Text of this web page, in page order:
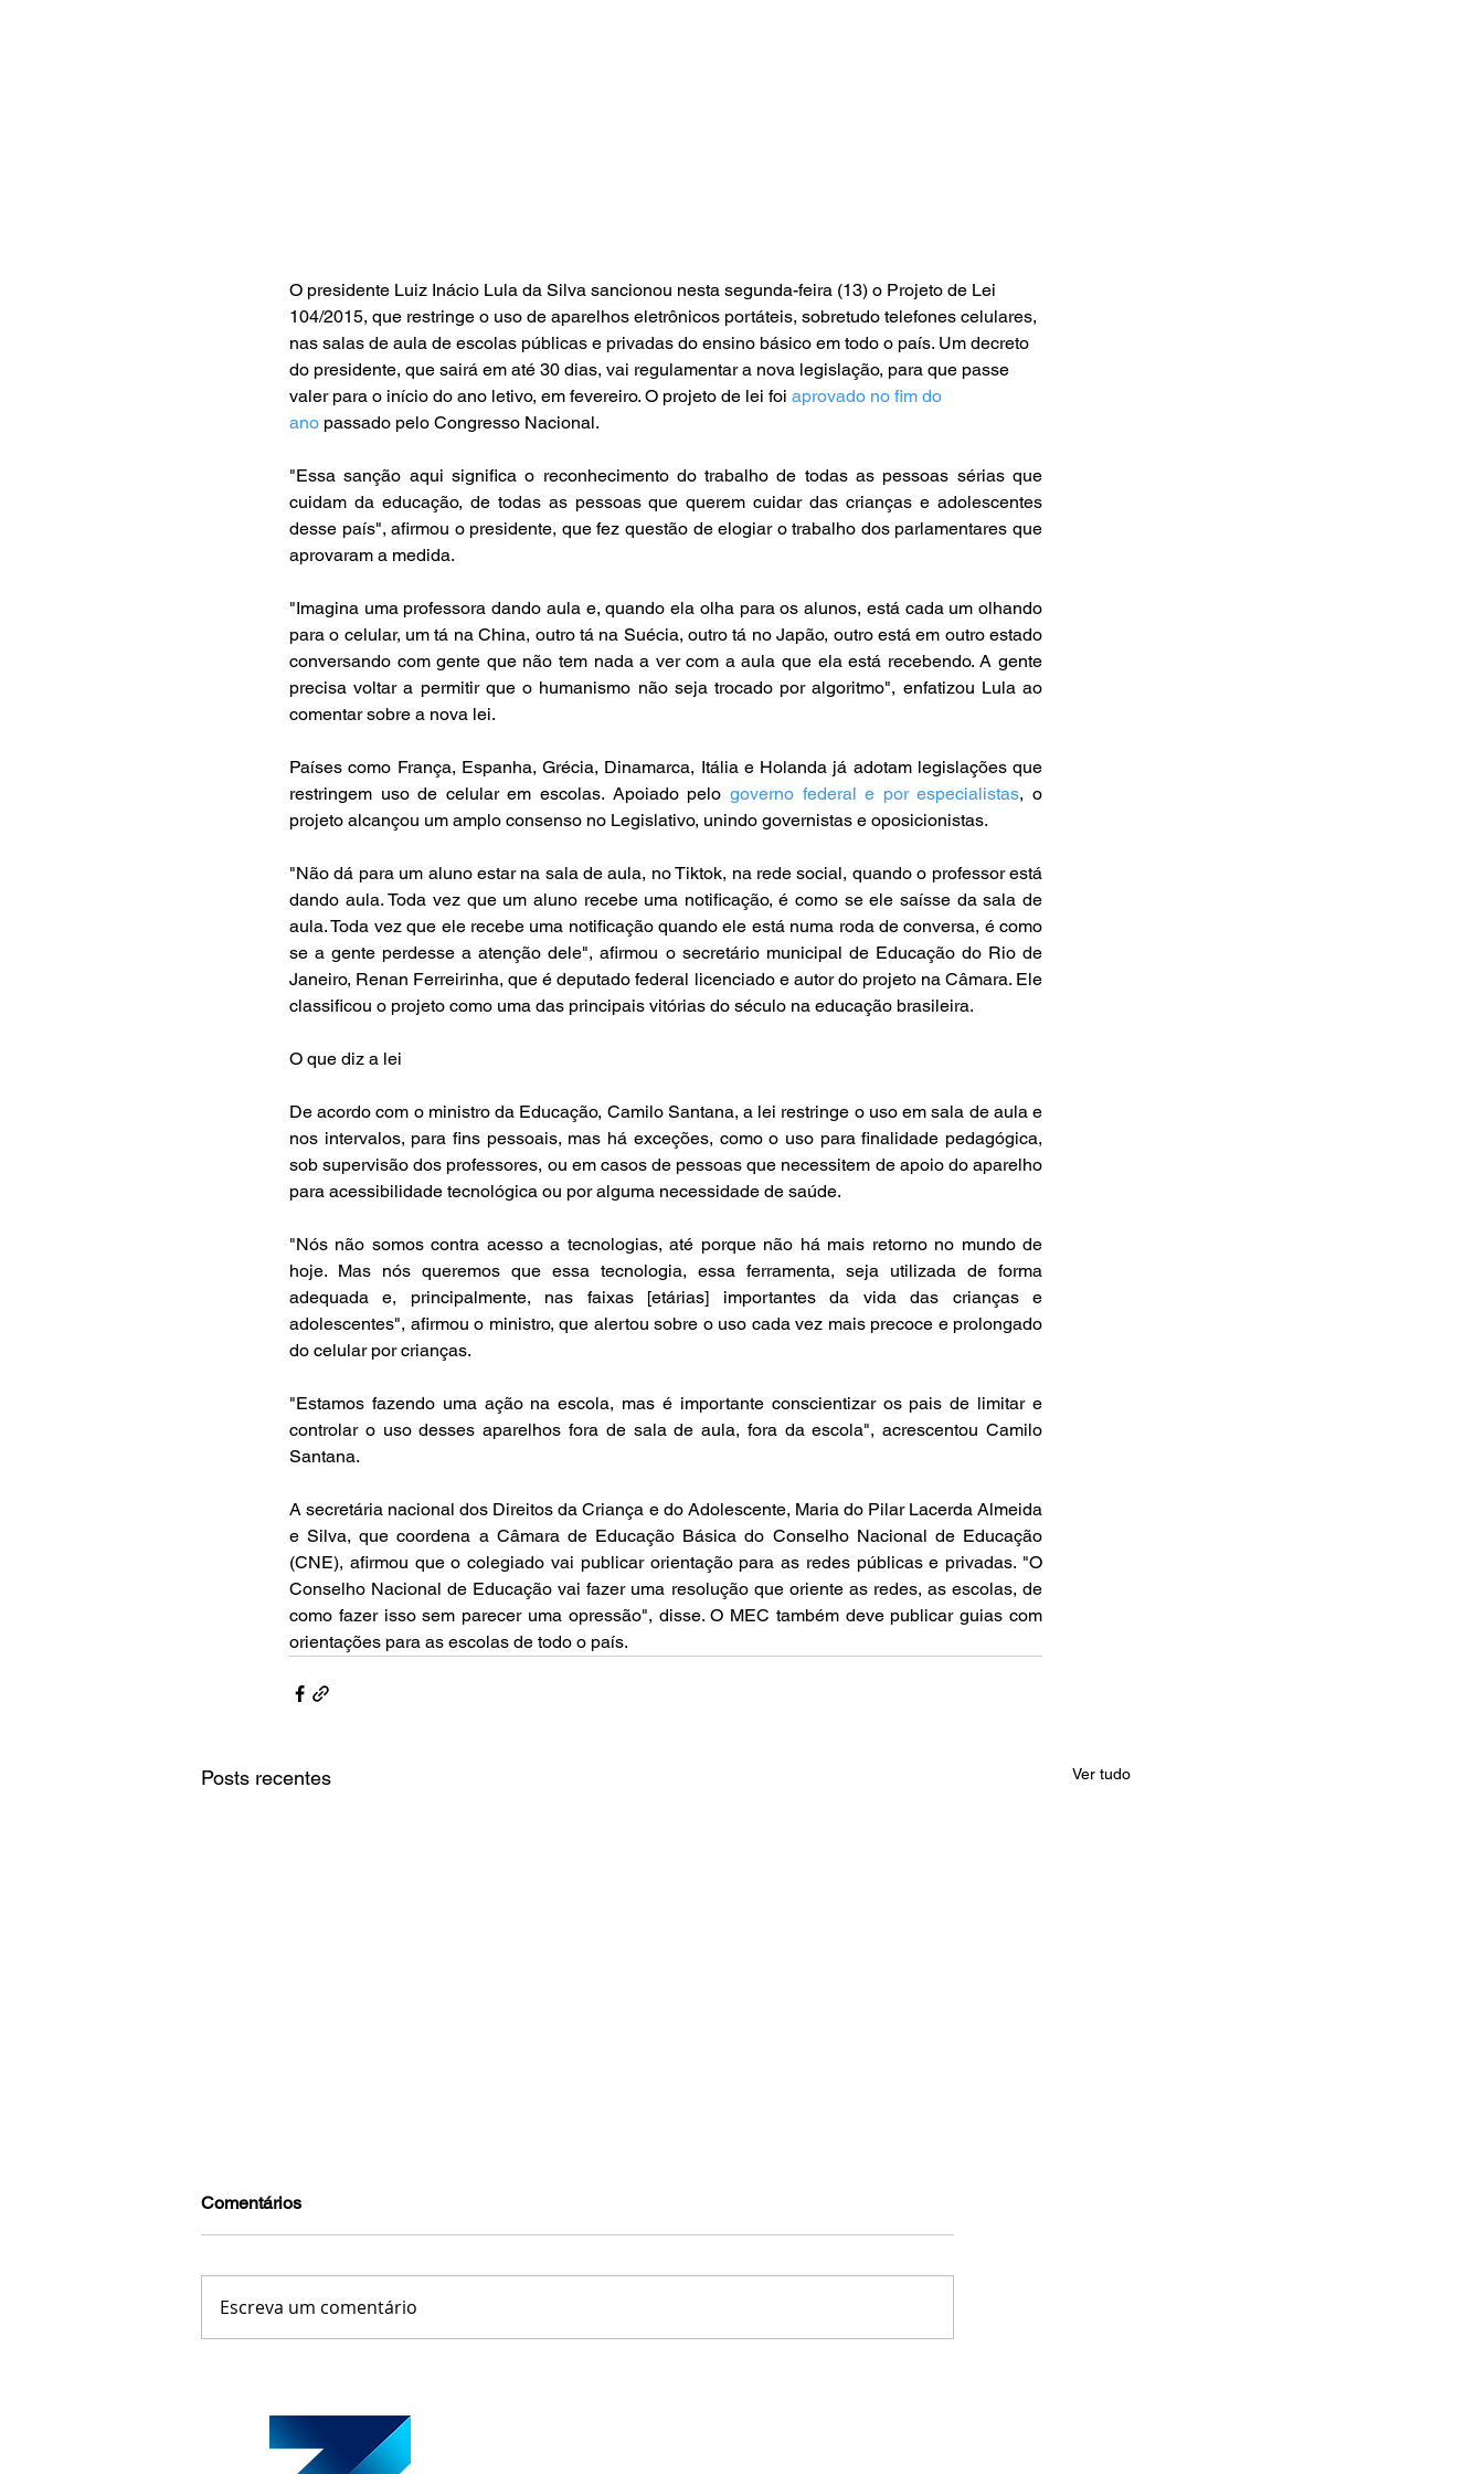
O presidente Luiz Inácio Lula da Silva sancionou nesta segunda-feira (13) o Projeto de Lei
104/2015, que restringe o uso de aparelhos eletrônicos portáteis, sobretudo telefones celulares,
nas salas de aula de escolas públicas e privadas do ensino básico em todo o país. Um decreto
do presidente, que sairá em até 30 dias, vai regulamentar a nova legislação, para que passe
valer para o início do ano letivo, em fevereiro. O projeto de lei foi aprovado no fim do
ano passado pelo Congresso Nacional.
"Essa sanção aqui significa o reconhecimento do trabalho de todas as pessoas sérias que
cuidam da educação, de todas as pessoas que querem cuidar das crianças e adolescentes
desse país", afirmou o presidente, que fez questão de elogiar o trabalho dos parlamentares que
aprovaram a medida.
"Imagina uma professora dando aula e, quando ela olha para os alunos, está cada um olhando
para o celular, um tá na China, outro tá na Suécia, outro tá no Japão, outro está em outro estado
conversando com gente que não tem nada a ver com a aula que ela está recebendo. A gente
precisa voltar a permitir que o humanismo não seja trocado por algoritmo", enfatizou Lula ao
comentar sobre a nova lei.
Países como França, Espanha, Grécia, Dinamarca, Itália e Holanda já adotam legislações que
restringem uso de celular em escolas. Apoiado pelo governo federal e por especialistas, o
projeto alcançou um amplo consenso no Legislativo, unindo governistas e oposicionistas.
"Não dá para um aluno estar na sala de aula, no Tiktok, na rede social, quando o professor está
dando aula. Toda vez que um aluno recebe uma notificação, é como se ele saísse da sala de
aula. Toda vez que ele recebe uma notificação quando ele está numa roda de conversa, é como
se a gente perdesse a atenção dele", afirmou o secretário municipal de Educação do Rio de
Janeiro, Renan Ferreirinha, que é deputado federal licenciado e autor do projeto na Câmara. Ele
classificou o projeto como uma das principais vitórias do século na educação brasileira.
O que diz a lei
De acordo com o ministro da Educação, Camilo Santana, a lei restringe o uso em sala de aula e
nos intervalos, para fins pessoais, mas há exceções, como o uso para finalidade pedagógica,
sob supervisão dos professores, ou em casos de pessoas que necessitem de apoio do aparelho
para acessibilidade tecnológica ou por alguma necessidade de saúde.
"Nós não somos contra acesso a tecnologias, até porque não há mais retorno no mundo de
hoje. Mas nós queremos que essa tecnologia, essa ferramenta, seja utilizada de forma
adequada e, principalmente, nas faixas [etárias] importantes da vida das crianças e
adolescentes", afirmou o ministro, que alertou sobre o uso cada vez mais precoce e prolongado
do celular por crianças.
"Estamos fazendo uma ação na escola, mas é importante conscientizar os pais de limitar e
controlar o uso desses aparelhos fora de sala de aula, fora da escola", acrescentou Camilo
Santana.
A secretária nacional dos Direitos da Criança e do Adolescente, Maria do Pilar Lacerda Almeida
e Silva, que coordena a Câmara de Educação Básica do Conselho Nacional de Educação
(CNE), afirmou que o colegiado vai publicar orientação para as redes públicas e privadas. "O
Conselho Nacional de Educação vai fazer uma resolução que oriente as redes, as escolas, de
como fazer isso sem parecer uma opressão", disse. O MEC também deve publicar guias com
orientações para as escolas de todo o país.
Posts recentes Ver tudo
Caminhonete com material radioativo tomba
Comentários
Escreva um comentário